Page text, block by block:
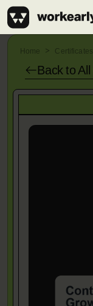
Home Certificates
Back to All